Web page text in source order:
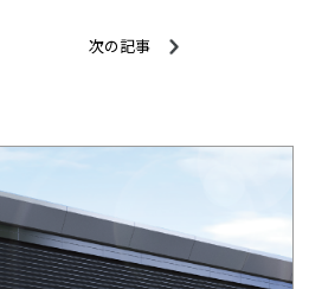
次の記事